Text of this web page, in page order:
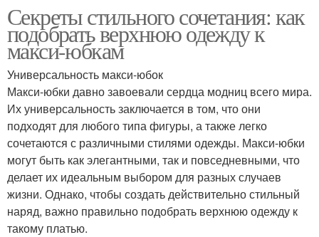
Секреты стильного сочетания: как
подобрать верхнюю одежду к
макси-юбкам
Универсальность макси-юбок
Макси-юбки давно завоевали сердца модниц всего мира.
Их универсальность заключается в том, что они
подходят для любого типа фигуры, а также легко
сочетаются с различными стилями одежды. Макси-юбки
могут быть как элегантными, так и повседневными, что
делает их идеальным выбором для разных случаев
жизни. Однако, чтобы создать действительно стильный
наряд, важно правильно подобрать верхнюю одежду к
такому платью.